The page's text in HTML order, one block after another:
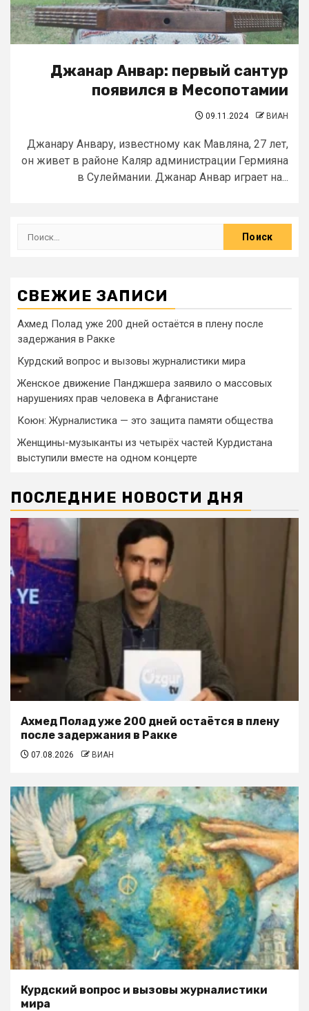
Джанар Анвар: первый сантур
появился в Месопотамии
09.11.2024 ВИАН
Джанару Анвару, известному как Мавляна, 27 лет,
он живет в районе Каляр администрации Гермияна
в Сулеймании. Джанар Анвар играет на...
СВЕЖИЕ ЗАПИСИ
Ахмед Полад уже 200 дней остаётся в плену после
задержания в Ракке
Курдский вопрос и вызовы журналистики мира
Женское движение Панджшера заявило о массовых
нарушениях прав человека в Афганистане
Коюн: Журналистика — это защита памяти общества
Женщины-музыканты из четырёх частей Курдистана
выступили вместе на одном концерте
ПОСЛЕДНИЕ НОВОСТИ ДНЯ
Ахмед Полад уже 200 дней остаётся в плену
после задержания в Ракке
07.08.2026 ВИАН
Курдский вопрос и вызовы журналистики
мира